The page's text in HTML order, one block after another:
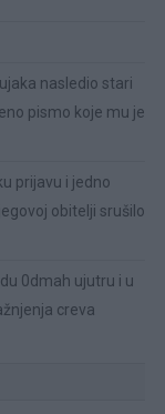
nasledio stari
pismo koje mu je
prijavu i jedno
obitelji srušilo
0dmah ujutru i u
creva